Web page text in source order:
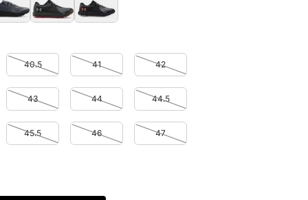
40.5 41 42
43 44 44.5
45.5 46 47